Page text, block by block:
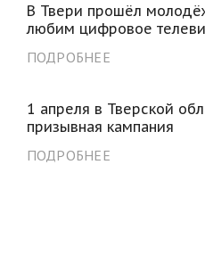
В Твери прошёл
любим цифровое
ПОДРОБНЕЕ
1 апреля в Тверской
призывная кампания
ПОДРОБНЕЕ